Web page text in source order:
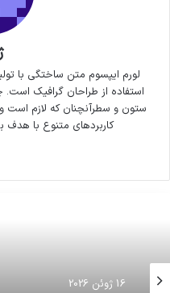
لورم ایپسوم متن ساختگی با
استفاده از طراحان گرافیک است.
ستون و سطرآنچنان که لازم است و
کاربردهای متنوع با هدف
16 ژوئن 2026